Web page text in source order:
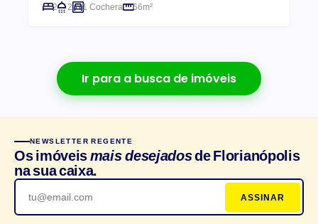
2
2 1 Cochera 66m²
Ir para a busca de imóveis
NEWSLETTER REGENTE
Os imóveismais desejadosde Florianópolis
na sua caixa.
ASSINAR